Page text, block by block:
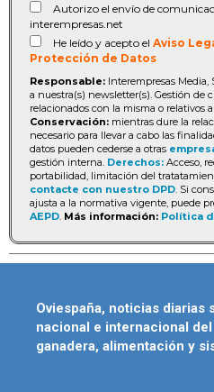
Autorizo el envío de
interempresas.net
He leído y acepto el Aviso
Protección de Datos
Responsable: Interempresas Media,
a nuestra(s) newsletter(s). Gestión de
relacionados con la misma o relativos
Conservación: mientras dure la
necesario para llevar a cabo las
datos pueden cederse a otras
gestión interna. Derechos: Acceso,
portabilidad, limitación del
contacte con nuestro DPD . Si
ajusta a la normativa vigente, puede
AEPD Más información: Política
Oviespaña, noticias diarias
nacional e internacional
ganadera, alimentación y